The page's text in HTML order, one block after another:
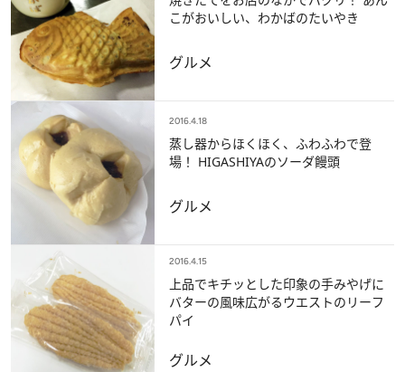
こがおいしい、わかばのたいやき
グルメ
2016.4.18
蒸し器からほくほく、ふわふわで登
場！ HIGASHIYAのソーダ饅頭
グルメ
2016.4.15
上品でキチッとした印象の手みやげに
バターの風味広がるウエストのリーフ
パイ
グルメ